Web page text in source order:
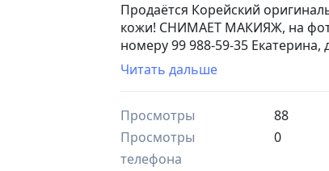
Продаётся Корейский
кожи! СНИМАЕТ МАКИЯЖ, на
номеру 99 988-59-35
Читать дальше
Просмотры
88
Просмотры
телефона
0